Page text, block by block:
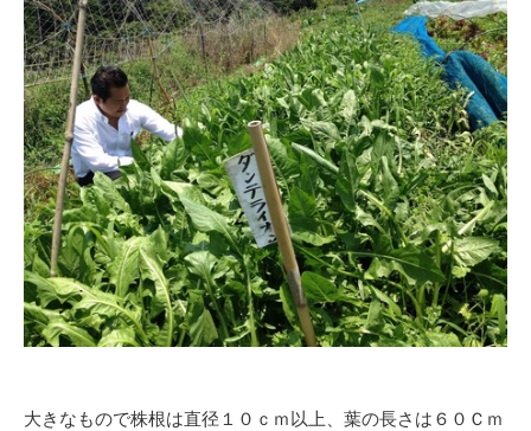
大きなもので株根は直径１０ｃｍ以上、葉の長さは６０Ｃｍ